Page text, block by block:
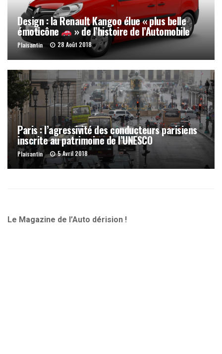
Design : la Renault Kangoo élue « plus belle
émoticône » de l’histoire de l’Automobile
Plaisantin 28 Août 2018
Paris : l’agressivité des conducteurs parisiens
inscrite au patrimoine de l’UNESCO
Plaisantin 5 Avril 2018
Le Magazine de l’Auto dérision !